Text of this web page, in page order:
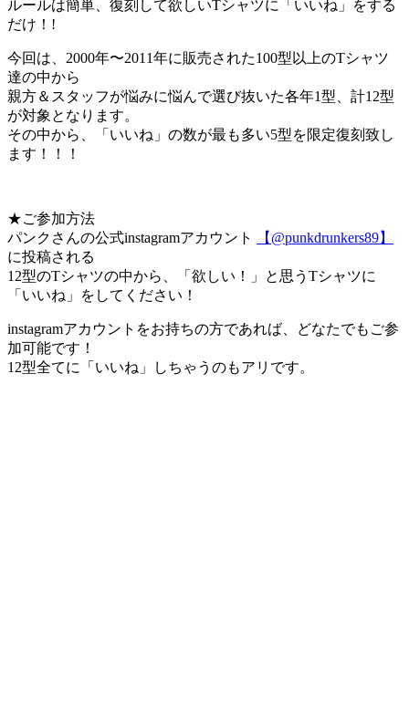
ルールは簡単、復刻して欲しいTシャツに「いいね」をする
だけ！!
今回は、2000年〜2011年に販売された100型以上のTシャツ
達の中から
親方＆スタッフが悩みに悩んで選び抜いた各年1型、計12型
が対象となります。
その中から、「いいね」の数が最も多い5型を限定復刻致し
ます！！！
★ご参加方法
パンクさんの公式instagramアカウント
【@punkdrunkers89】
に投稿される
12型のTシャツの中から、「欲しい！」と思うTシャツに
「いいね」をしてください！
instagramアカウントをお持ちの方であれば、どなたでもご参
加可能です！
12型全てに「いいね」しちゃうのもアリです。